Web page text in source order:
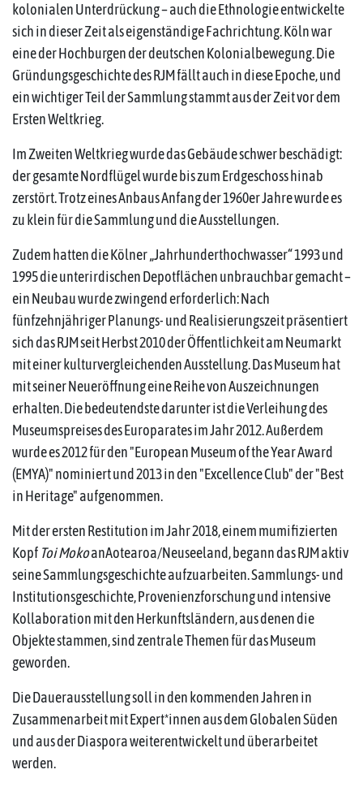
kolonialen Unterdrückung – auch die Ethnologie entwickelte
sich in dieser Zeit als eigenständige Fachrichtung. Köln war
eine der Hochburgen der deutschen Kolonialbewegung. Die
Gründungsgeschichte des RJM fällt auch in diese Epoche, und
ein wichtiger Teil der Sammlung stammt aus der Zeit vor dem
Ersten Weltkrieg.
Im Zweiten Weltkrieg wurde das Gebäude schwer beschädigt:
der gesamte Nordflügel wurde bis zum Erdgeschoss hinab
zerstört. Trotz eines Anbaus Anfang der 1960er Jahre wurde es
zu klein für die Sammlung und die Ausstellungen.
Zudem hatten die Kölner „Jahrhunderthochwasser“ 1993 und
1995 die unterirdischen Depotflächen unbrauchbar gemacht –
ein Neubau wurde zwingend erforderlich: Nach
fünfzehnjähriger Planungs- und Realisierungszeit präsentiert
sich das RJM seit Herbst 2010 der Öffentlichkeit am Neumarkt
mit einer kulturvergleichenden Ausstellung. Das Museum hat
mit seiner Neueröffnung eine Reihe von Auszeichnungen
erhalten. Die bedeutendste darunter ist die Verleihung des
Museumspreises des Europarates im Jahr 2012. Außerdem
wurde es 2012 für den "European Museum of the Year Award
(EMYA)" nominiert und 2013 in den "Excellence Club" der "Best
in Heritage" aufgenommen.
Mit der ersten Restitution im Jahr 2018, einem mumifizierten
Kopf Toi MokoanAotearoa/Neuseeland, begann das RJM aktiv
seine Sammlungsgeschichte aufzuarbeiten. Sammlungs- und
Institutionsgeschichte, Provenienzforschung und intensive
Kollaboration mit den Herkunftsländern, aus denen die
Objekte stammen, sind zentrale Themen für das Museum
geworden.
Die Dauerausstellung soll in den kommenden Jahren in
Zusammenarbeit mit Expert*innen aus dem Globalen Süden
und aus der Diaspora weiterentwickelt und überarbeitet
werden.